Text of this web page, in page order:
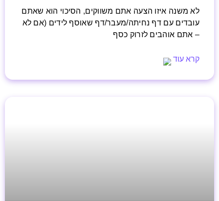
לא משנה איזו הצעה אתם משווקים, הסיכוי הוא שאתם
עובדים עם דף נחיתה/מעבר/דף שאוסף לידים (אם לא
– אתם אוהבים לזרוק כסף
קרא עוד